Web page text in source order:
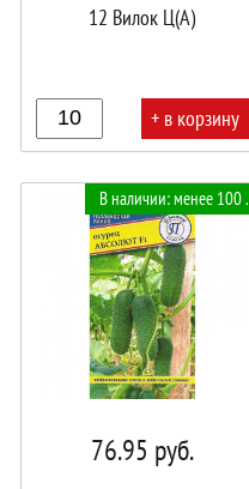
12 Вилок Ц(А)
+ в корзину
В наличии: менее 100 .
76.95 руб.